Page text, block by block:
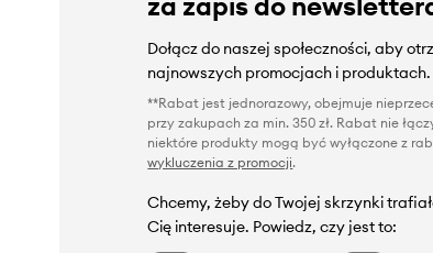
Dołącz do naszej społeczności, aby
najnowszych promocjach i produktach.
**Rabat jest jednorazowy, obejmuje
przy zakupach za min. 350 zł. Rabat nie
niektóre produkty mogą być wyłączone z
wykluczenia z promocji.
Chcemy, żeby do Twojej skrzynki
Cię interesuje. Powiedz, czy jest to: